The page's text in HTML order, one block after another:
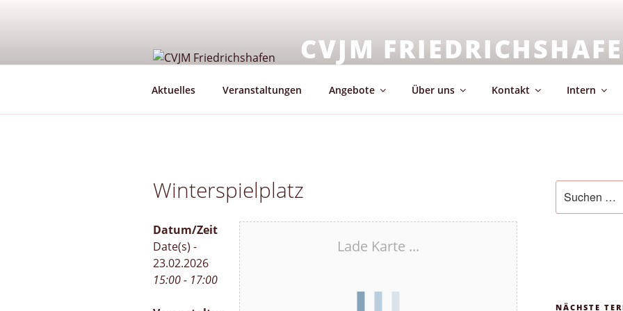
CVJM
Aktuelles Veranstaltungen Angebote Über uns Kontakt Intern
Winterspielplatz
Lade Karte ...
Datum/Zeit
Date(s) -
23.02.2026
15:00 - 17:00
nach:
NÄCHSTE